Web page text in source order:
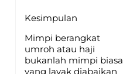
Kesimpulan
Mimpi berangkat
umroh atau haji
bukanlah mimpi biasa
yang layak diabaikan